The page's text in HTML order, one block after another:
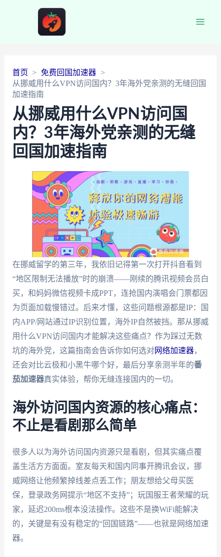
首页
免费回国加速器
从挪威用什么VPN访问国内？3年海外党亲测的无缝回国
加速指南
从挪威用什么VPN访问国
内？3年海外党亲测的无缝
回国加速指南
在挪威留学的第三年，我依旧记得第一次打开抖音看到
“地区限制无法播放”时的崩溃——刚续的腾讯视频会员白
买，和妈妈微信视频卡成PPT，连抢国内演唱会门票都因
为页面加载慢错过。后来才懂，这些问题根源都是IP：国
内APP/网站通过IP识别位置，海外IP自然被挡。那从挪威
用什么VPN访问国内才能解决这些痛点？作为踩过无数
坑的海外党，这篇指南会告诉你如何选对网络加速器，
还会对比云极和小黑牛哪个好，最后分享亲测半年的番
茄加速器真实体验，帮你无缝连接国内的一切。
海外访问国内资源的核心痛点：
不止是看剧那么简单
很多人以为海外访问国内资源只是看剧，但其实痛点覆
盖生活方方面面。室友每天和国内同事开腾讯会议，挪
威网络让他频繁掉线差点丢工作；朋友想给父母买医
保，登录政务网提示“地区不支持”；玩国服王者荣耀的玩
家，延迟200ms根本没法操作。这些不是换WiFi能解决
的，关键是有没有稳定的“回国链路”——也就是网络加速
器。